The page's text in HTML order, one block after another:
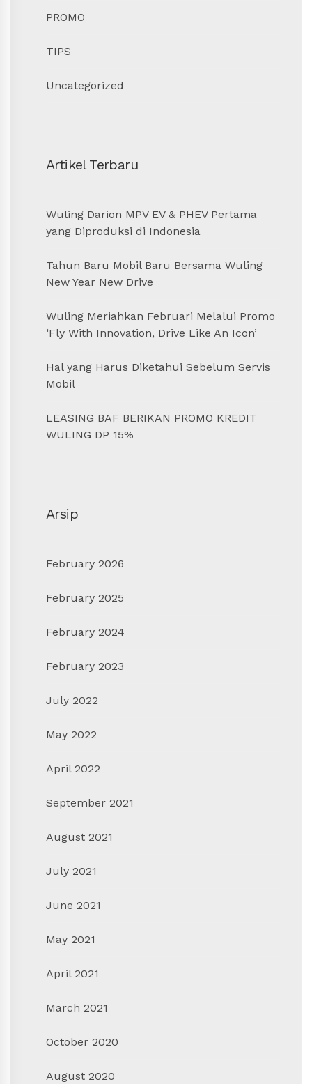
PROMO
TIPS
Uncategorized
Artikel Terbaru
Wuling Darion MPV EV & PHEV Pertama
yang Diproduksi di Indonesia
Tahun Baru Mobil Baru Bersama Wuling
New Year New Drive
Wuling Meriahkan Februari Melalui Promo
‘Fly With Innovation, Drive Like An Icon’
Hal yang Harus Diketahui Sebelum Servis
Mobil
LEASING BAF BERIKAN PROMO KREDIT
WULING DP 15%
Arsip
February 2026
February 2025
February 2024
February 2023
July 2022
May 2022
April 2022
September 2021
August 2021
July 2021
June 2021
May 2021
April 2021
March 2021
October 2020
August 2020